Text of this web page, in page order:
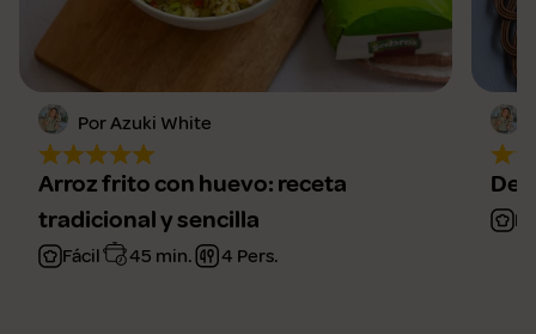
Por Azuki White
Arroz frito con huevo: receta
tradicional y sencilla
Fácil 45 min. 4 Pers.